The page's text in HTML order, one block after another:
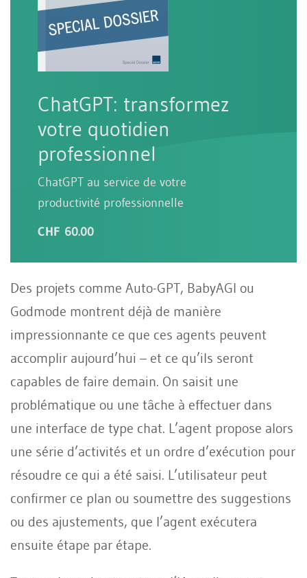
ChatGPT: transformez
votre quotidien
professionnel
ChatGPT au service de votre
productivité professionnelle
CHF 60.00
Des projets comme Auto-GPT, BabyAGI ou
Godmode montrent déjà de manière
impressionnante ce que ces agents peuvent
accomplir aujourd’hui – et ce qu’ils seront
capables de faire demain. On saisit une
problématique ou une tâche à effectuer dans
une interface de type chat. L’agent propose alors
une série d’activités et un ordre d’exécution pour
résoudre ce qui a été saisi. L’utilisateur peut
confirmer ce plan ou soumettre des suggestions
ou des ajustements, que l’agent exécutera
ensuite étape par étape.